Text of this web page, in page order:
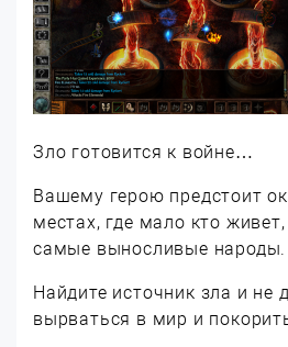
Зло готовится к войне…
Вашему герою предстоит
местах, где мало кто
самые выносливые народы.
Найдите источник зла и не
вырваться в мир и